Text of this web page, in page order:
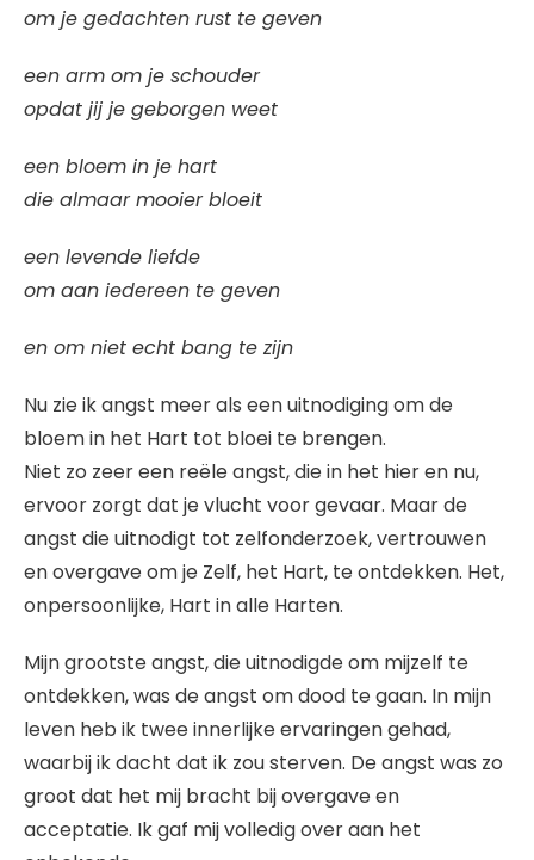
om je gedachten rust te geven
een arm om je schouder
opdat jij je geborgen weet
een bloem in je hart
die almaar mooier bloeit
een levende liefde
om aan iedereen te geven
en om niet echt bang te zijn
Nu zie ik angst meer als een uitnodiging om de
bloem in het Hart tot bloei te brengen.
Niet zo zeer een reële angst, die in het hier en nu,
ervoor zorgt dat je vlucht voor gevaar. Maar de
angst die uitnodigt tot zelfonderzoek, vertrouwen
en overgave om je Zelf, het Hart, te ontdekken. Het,
onpersoonlijke, Hart in alle Harten.
Mijn grootste angst, die uitnodigde om mijzelf te
ontdekken, was de angst om dood te gaan. In mijn
leven heb ik twee innerlijke ervaringen gehad,
waarbij ik dacht dat ik zou sterven. De angst was zo
groot dat het mij bracht bij overgave en
acceptatie. Ik gaf mij volledig over aan het